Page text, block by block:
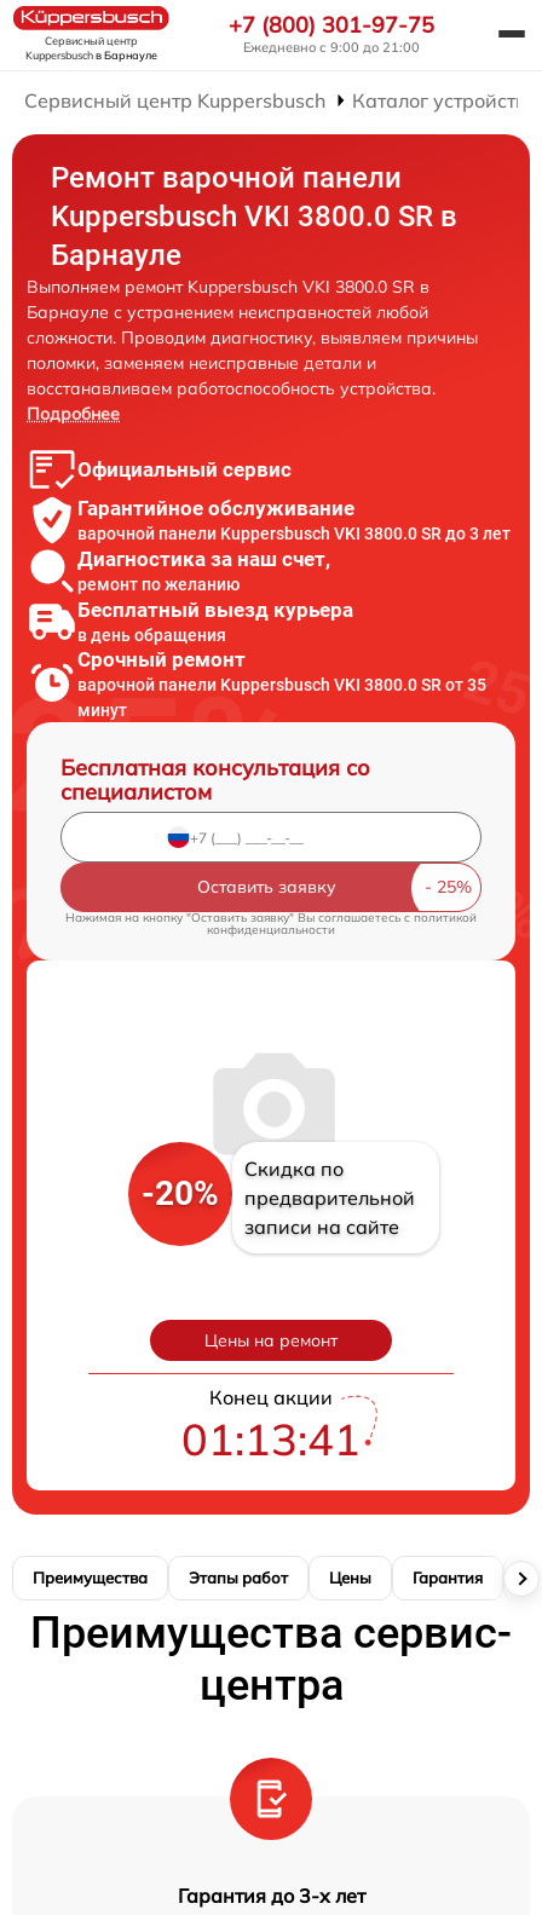
Сервисный центр
Kuppersbuschв Барнауле
+7 (800) 301-97-75
Ежедневно с 9:00 до 21:00
Сервисный центр Kuppersbusch Каталог устройств
Ремонт варочной панели
Kuppersbusch VKI 3800.0 SR в
Барнауле
Выполняем ремонт Kuppersbusch VKI 3800.0 SR в
Барнауле с устранением неисправностей любой
сложности. Проводим диагностику, выявляем причины
поломки, заменяем неисправные детали и
восстанавливаем работоспособность устройства.
Подробнее
Официальный сервис
Гарантийное обслуживание
варочной панели Kuppersbusch VKI 3800.0 SR до 3 лет
Диагностика за наш счет,
ремонт по желанию
Бесплатный выезд курьера
в день обращения
Срочный ремонт
варочной панели Kuppersbusch VKI 3800.0 SR от 35
минут
Бесплатная консультация со
специалистом
Оставить заявку
Нажимая на кнопку "Оставить заявку" Вы соглашаетесь c политикой
конфиденциальности
-20%
Скидка по
предварительной
записи на сайте
Цены на ремонт
Конец акции
01:13:40
Преимущества Этапы работ Цены Гарантия
Преимущества сервис-
центра
Гарантия до 3-х лет